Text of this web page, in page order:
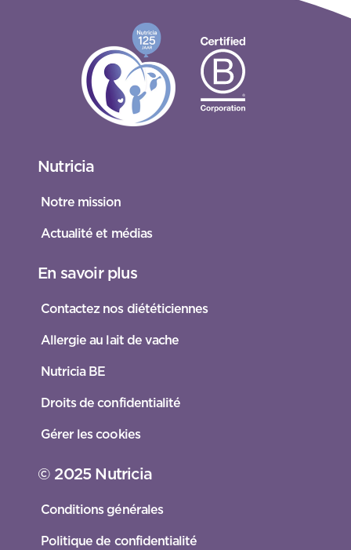
Nutricia
Notre mission
Actualité et médias
En savoir plus
Contactez nos diététiciennes
Allergie au lait de vache
Nutricia BE
Droits de confidentialité
Gérer les cookies
© 2025 Nutricia
Conditions générales
Politique de confidentialité